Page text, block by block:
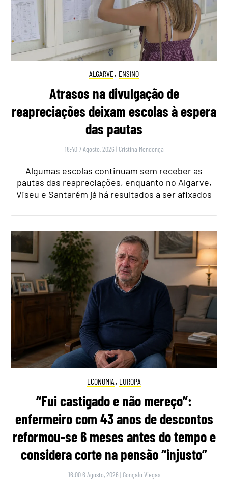
ALGARVE, ENSINO
Atrasos na divulgação de
reapreciações deixam escolas à espera
das pautas
18:40 7 Agosto, 2026 | Cristina Mendonça
Algumas escolas continuam sem receber as
pautas das reapreciações, enquanto no Algarve,
Viseu e Santarém já há resultados a ser afixados
ECONOMIA , EUROPA
“Fui castigado e não mereço”:
enfermeiro com 43 anos de descontos
reformou-se 6 meses antes do tempo e
considera corte na pensão “injusto”
16:00 6 Agosto, 2026 | Gonçalo Viegas